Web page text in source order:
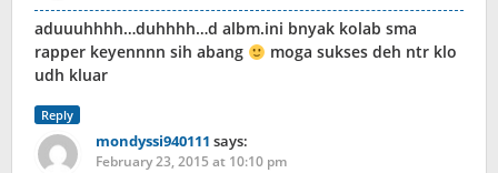
aduuuhhhh…duhhhh…d albm.ini bnyak kolab sma
rapper keyennnn sih abang
moga sukses deh ntr klo
udh kluar
Reply
mondyssi940111 says:
February 23, 2015 at 10:10 pm